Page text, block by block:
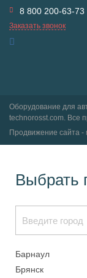
8 800 200-63-73
Заказать звонок
Оборудование для
technorosst.com. Все
Продвижение сайта -
Выбрать
Барнаул
Брянск